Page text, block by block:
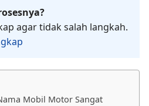
agar tidak salah langkah.
Mobil Motor Sangat